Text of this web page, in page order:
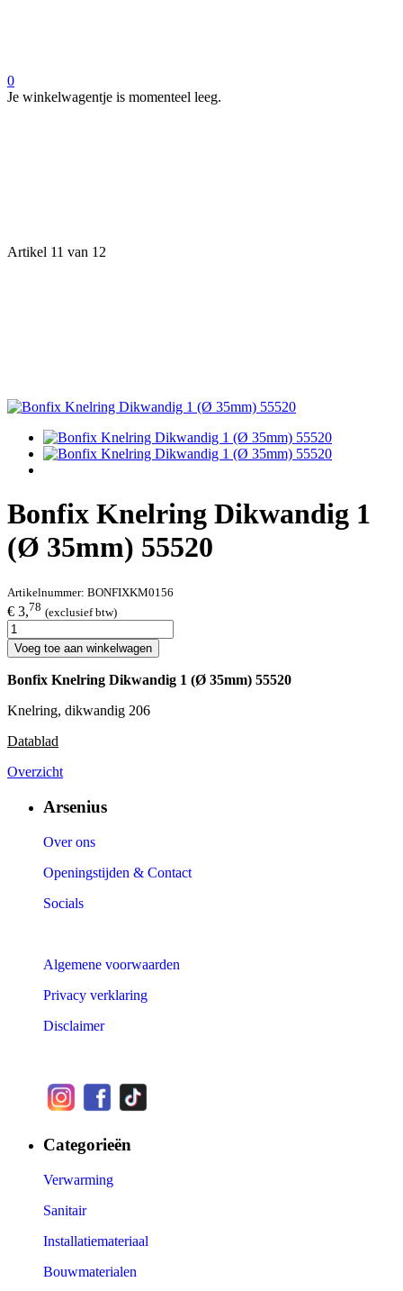
0
Je winkelwagentje is momenteel leeg.
Artikel 11 van 12
Bonfix Knelring Dikwandig 1
(Ø 35mm) 55520
Artikelnummer: BONFIXKM0156
€ 3,78 (exclusief btw)
Voeg toe aan winkelwagen
Bonfix Knelring Dikwandig 1 (Ø 35mm) 55520
Knelring, dikwandig 206
Datablad
Overzicht
Arsenius
Over ons
Openingstijden & Contact
Socials
Algemene voorwaarden
Privacy verklaring
Disclaimer
Categorieën
Verwarming
Sanitair
Installatiemateriaal
Bouwmaterialen